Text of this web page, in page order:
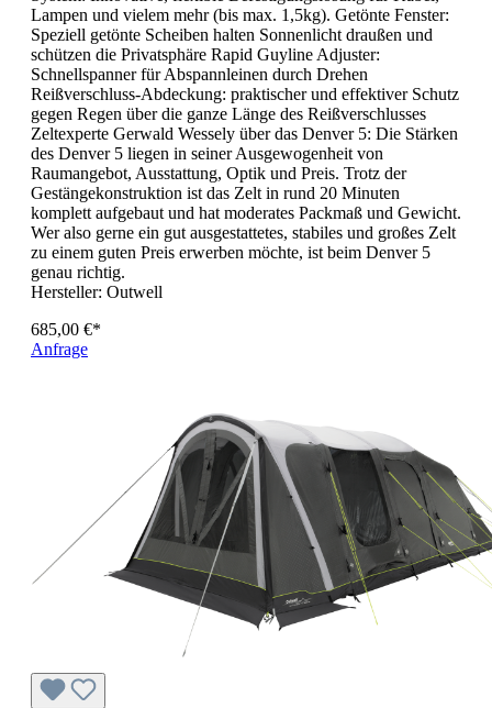
Lampen und vielem mehr (bis max. 1,5kg). Getönte Fenster:
Speziell getönte Scheiben halten Sonnenlicht draußen und
schützen die Privatsphäre Rapid Guyline Adjuster:
Schnellspanner für Abspannleinen durch Drehen
Reißverschluss-Abdeckung: praktischer und effektiver Schutz
gegen Regen über die ganze Länge des Reißverschlusses
Zeltexperte Gerwald Wessely über das Denver 5: Die Stärken
des Denver 5 liegen in seiner Ausgewogenheit von
Raumangebot, Ausstattung, Optik und Preis. Trotz der
Gestängekonstruktion ist das Zelt in rund 20 Minuten
komplett aufgebaut und hat moderates Packmaß und Gewicht.
Wer also gerne ein gut ausgestattetes, stabiles und großes Zelt
zu einem guten Preis erwerben möchte, ist beim Denver 5
genau richtig.
Hersteller: Outwell
685,00 €*
Anfrage